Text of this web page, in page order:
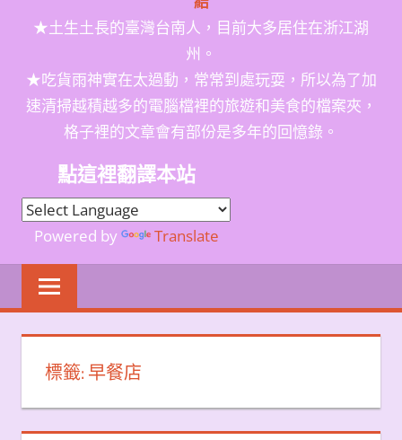
★土生土長的臺灣台南人，目前大多居住在浙江湖
州。
★吃貨雨神實在太過動，常常到處玩耍，所以為了加
速清掃越積越多的電腦檔裡的旅遊和美食的檔案夾，
格子裡的文章會有部份是多年的回憶錄。
點這裡翻譯本站
Powered by Translate
標籤:早餐店